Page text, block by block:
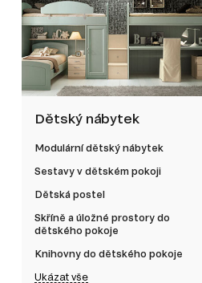
Dětský nábytek
Modulární dětský nábytek
Sestavy v dětském pokoji
Dětská postel
Skříně a úložné prostory do
dětského pokoje
Knihovny do dětského pokoje
Ukázat vše